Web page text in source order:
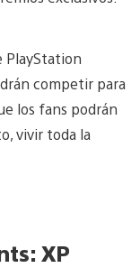
PlayStation
competir para
los fans podrán
vivir toda la
XP